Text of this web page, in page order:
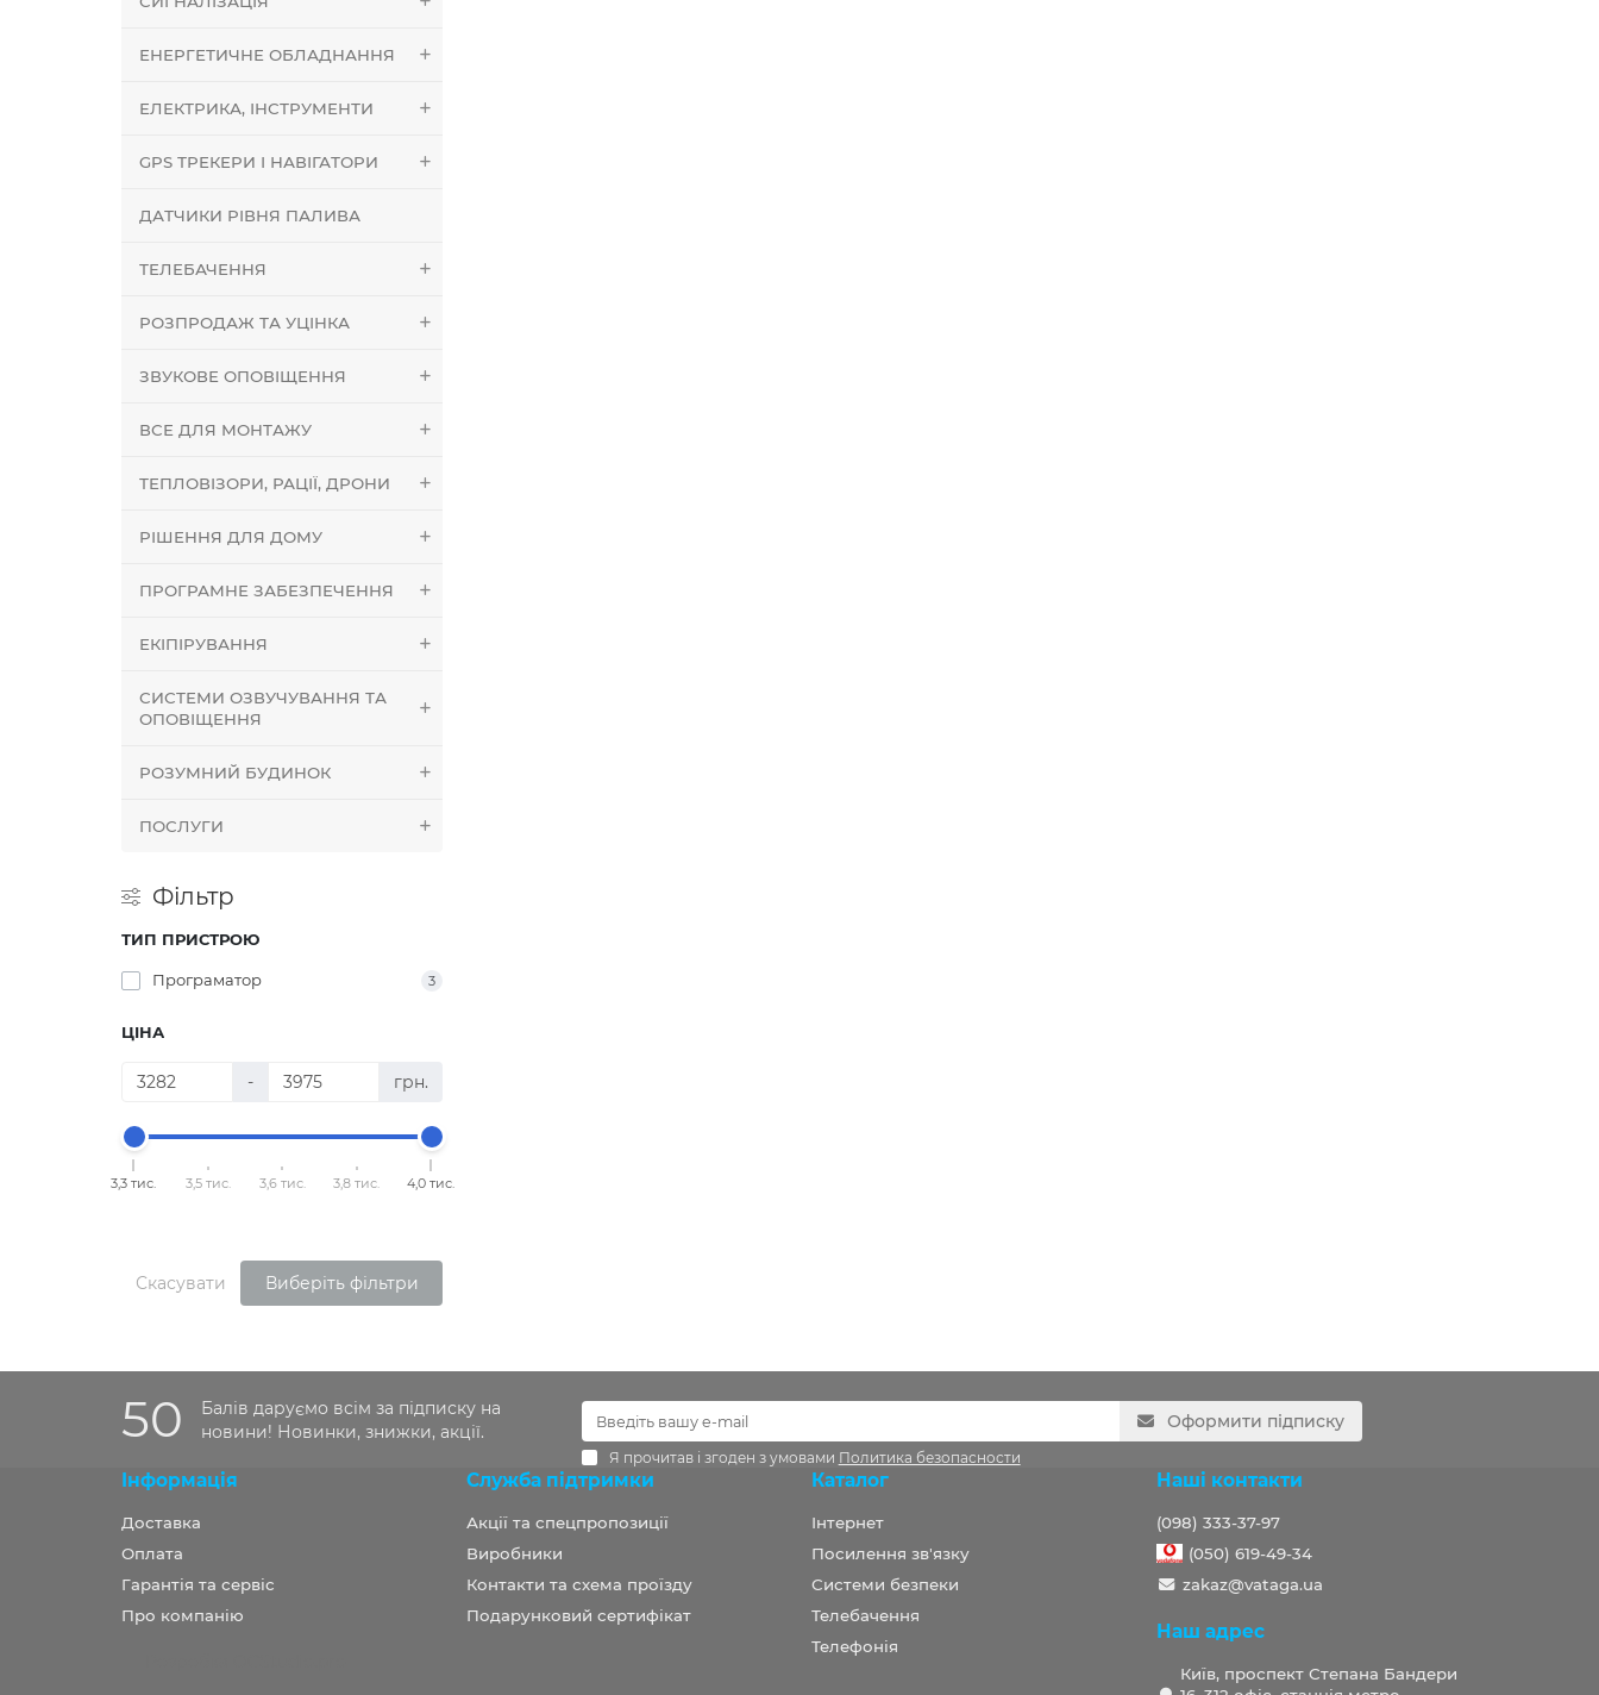
ЕНЕРГЕТИЧНЕ ОБЛАДНАННЯ
ЕЛЕКТРИКА, ІНСТРУМЕНТИ
GPS ТРЕКЕРИ І НАВІГАТОРИ
ДАТЧИКИ РІВНЯ ПАЛИВА
ТЕЛЕБАЧЕННЯ
РОЗПРОДАЖ ТА УЦІНКА
ЗВУКОВЕ ОПОВІЩЕННЯ
ВСЕ ДЛЯ МОНТАЖУ
ТЕПЛОВІЗОРИ, РАЦІЇ, ДРОНИ
РІШЕННЯ ДЛЯ ДОМУ
ПРОГРАМНЕ ЗАБЕЗПЕЧЕННЯ
ЕКІПІРУВАННЯ
СИСТЕМИ ОЗВУЧУВАННЯ ТА
ОПОВІЩЕННЯ
РОЗУМНИЙ БУДИНОК
ПОСЛУГИ
Фільтр
ТИП ПРИСТРОЮ
Програматор 3
ЦІНА
- грн.
3,3 тис. 3,5 тис. 3,6 тис. 3,8 тис. 4,0 тис.
Скасувати Виберіть фільтри
50
Балів даруємо всім за підписку на
новини! Новинки, знижки, акції.
Оформити підписку
Я прочитав і згоден з умовами Политика безопасности
Інформація
Доставка
Оплата
Гарантія та сервіс
Про компанію
Служба підтримки
Акції та спецпропозиції
Виробники
Контакти та схема проїзду
Подарунковий сертифікат
Каталог
Інтернет
Посилення зв'язку
Системи безпеки
Телебачення
Телефонія
Наші контакти
(098) 333-37-97
(050) 619-49-34
zakaz@vataga.ua
Наш адрес
Київ, проспект Степана Бандери